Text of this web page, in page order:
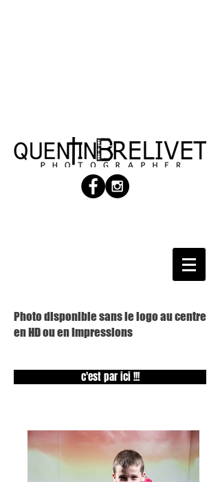
Photo disponible sans le logo au centre
en HD ou en Impressions
c'est par ici !!!